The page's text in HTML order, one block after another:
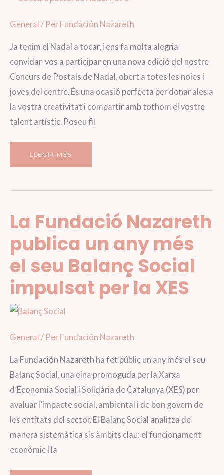
General / Per Fundación Nazareth
Ja tenim el Nadal a tocar, i ens fa molta alegria
convidar-vos a participar en una nova edició del nostre
Concurs de Postals de Nadal, obert a totes les noies i
joves del centre. És una ocasió perfecta per donar ales a
la vostra creativitat i compartir amb tothom el vostre
talent artístic. Poseu fil
CONVOCATÒRIA
FUNDACIÓN
LLEGIR MÉS
La Fundació Nazareth
publica un any més
el seu Balanç Social
impulsat per la XES
General / Per Fundación Nazareth
La Fundación Nazareth ha fet públic un any més el seu
Balanç Social, una eina promoguda per la Xarxa
d’Economia Social i Solidària de Catalunya (XES) per
avaluar l’impacte social, ambiental i de bon govern de
les entitats del sector. El Balanç Social analitza de
manera sistemàtica sis àmbits clau: el funcionament
econòmic i la